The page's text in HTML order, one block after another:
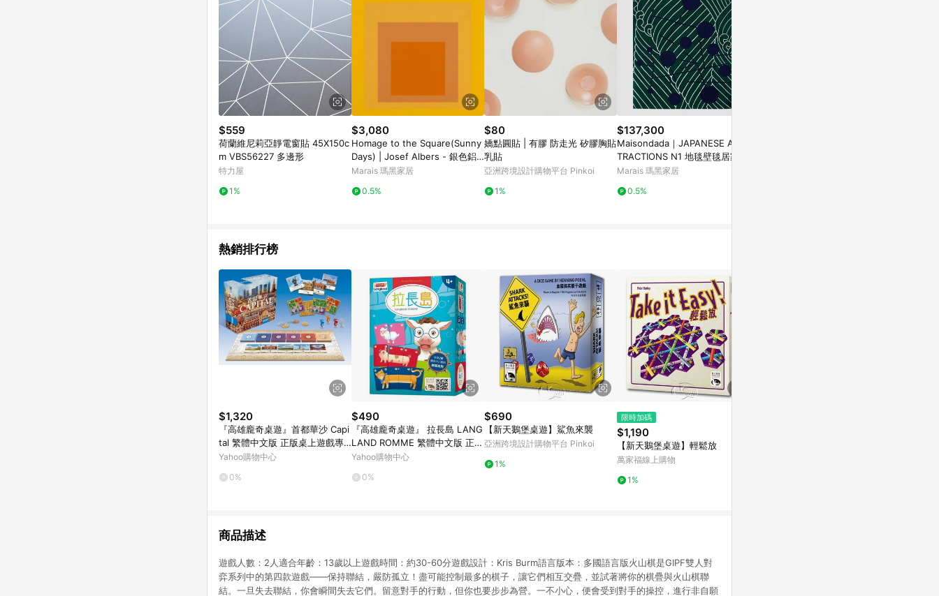
$559
荷蘭維尼莉亞靜電窗貼 45X150c
m VBS56227 多邊形
特力屋
1%
$3,080
Homage to the Square(Sunny
Days) | Josef Albers - 銀色鋁
框-中尺寸
Marais 瑪黑家居
0.5%
$80
嬌點圓貼 | 有膠 防走光 矽膠胸貼
乳貼
亞洲跨境設計購物平台 Pinkoi
1%
$137,300
Maisondada｜JAPANESE ABS
TRACTIONS N1 地毯壁毯居家生
活
Marais 瑪黑家居
0.5%
熱銷排行榜
$1,320
『高雄龐奇桌遊』首都華沙 Capi
tal 繁體中文版 正版桌上遊戲專
賣店
Yahoo購物中心
0%
$490
『高雄龐奇桌遊』 拉長島 LANG
LAND ROMME 繁體中文版 正版
桌上遊戲專賣店
Yahoo購物中心
0%
$690
【新天鵝堡桌遊】鯊魚來襲
亞洲跨境設計購物平台 Pinkoi
1%
限時加碼
$1,190
【新天鵝堡桌遊】輕鬆放
萬家福線上購物
1%
商品描述
遊戲人數：2人適合年齡：13歲以上遊戲時間：約30-60分遊戲設計：Kris Burm語言版本：多國語言版火山棋是GIPF雙人對
弈系列中的第四款遊戲——保持聯結，嚴防孤立！盡可能控制最多的棋子，讓它們相互交疊，並試著將你的棋疊與火山棋聯
結。一旦失去聯結，你會瞬間失去它們。留意對手的行動，但你也要步步為營。一不小心，便會受到對手的操控，進行非自願